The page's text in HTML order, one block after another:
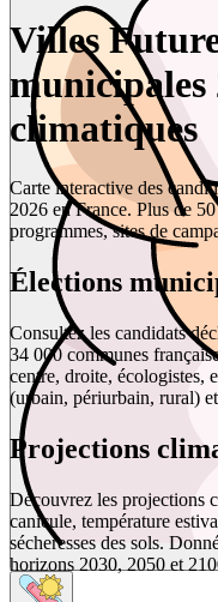
Villes
municipales
climatiques
Carte interactive des
2026 en France. Plus de
programmes, sites de
Élections
Consultez les candidats
34 000 communes
centre, droite, écologistes,
(urbain, périurbain, rural)
Projections
Découvrez les projections
canicule, température
sécheresses des sols.
horizons 2030, 2050 et